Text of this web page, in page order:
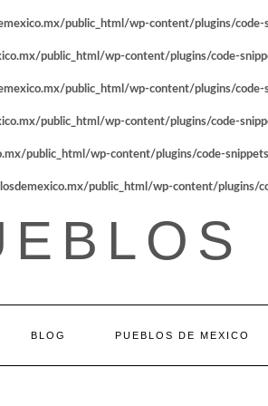
public_html/wp-content/plugins/code-
public_html/wp-content/plugins/code-
public_html/wp-content/plugins/code-
public_html/wp-content/plugins/code-
public_html/wp-content/plugins/code-
public_html/wp-content/plugins/
BLOG PUEBLOS DE MEXICO